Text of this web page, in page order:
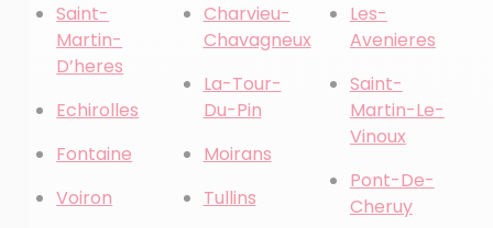
Saint-
Martin-
D’heres
Echirolles
Fontaine
Voiron
Charvieu-
Chavagneux
La-Tour-
Du-Pin
Moirans
Tullins
Les-
Avenieres
Saint-
Martin-Le-
Vinoux
Pont-De-
Cheruy